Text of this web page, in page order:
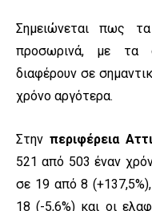
Σημειώνεται πως
προσωρινά, με τα
διαφέρουν σε
χρόνο αργότερα.
Στην περιφέρεια
521 από 503 έναν
σε 19 από 8
18 (-5,6%) και οι